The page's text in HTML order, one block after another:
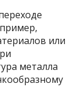
или
металла